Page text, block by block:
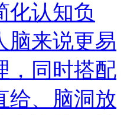
化认知负
脑来说更易
，同时搭配
给、脑洞放